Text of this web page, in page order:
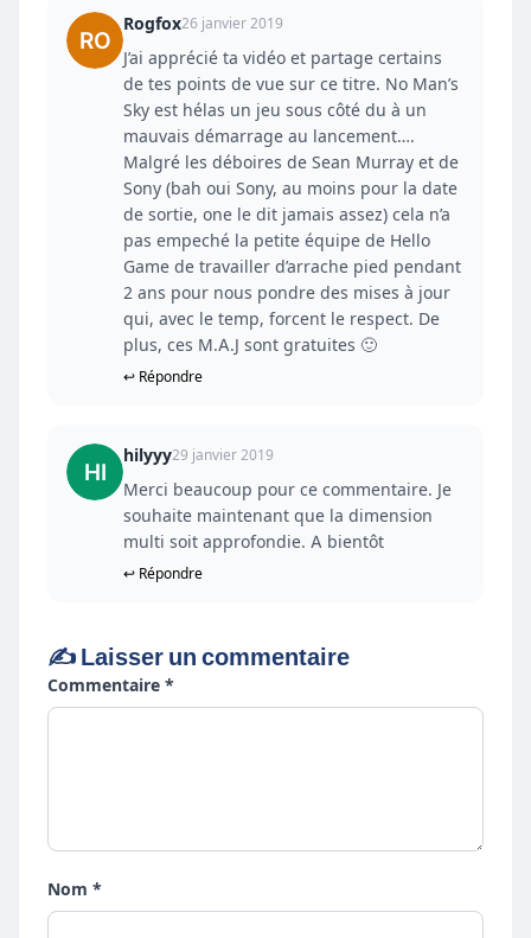
Rogfox26 janvier 2019
J’ai apprécié ta vidéo et partage certains
de tes points de vue sur ce titre. No Man’s
Sky est hélas un jeu sous côté du à un
mauvais démarrage au lancement….
Malgré les déboires de Sean Murray et de
Sony (bah oui Sony, au moins pour la date
de sortie, one le dit jamais assez) cela n’a
pas empeché la petite équipe de Hello
Game de travailler d’arrache pied pendant
2 ans pour nous pondre des mises à jour
qui, avec le temp, forcent le respect. De
plus, ces M.A.J sont gratuites 🙂
↩ Répondre
hilyyy29 janvier 2019
Merci beaucoup pour ce commentaire. Je
souhaite maintenant que la dimension
multi soit approfondie. A bientôt
↩ Répondre
✍️ Laisser un commentaire
Commentaire *
Nom *